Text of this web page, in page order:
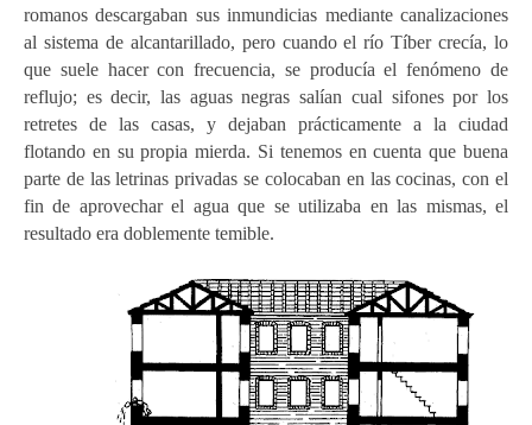
romanos descargaban sus inmundicias mediante canalizaciones
al sistema de alcantarillado, pero cuando el río Tíber crecía, lo
que suele hacer con frecuencia, se producía el fenómeno de
reflujo; es decir, las aguas negras salían cual sifones por los
retretes de las casas, y dejaban prácticamente a la ciudad
flotando en su propia mierda. Si tenemos en cuenta que buena
parte de las letrinas privadas se colocaban en las cocinas, con el
fin de aprovechar el agua que se utilizaba en las mismas, el
resultado era doblemente temible.